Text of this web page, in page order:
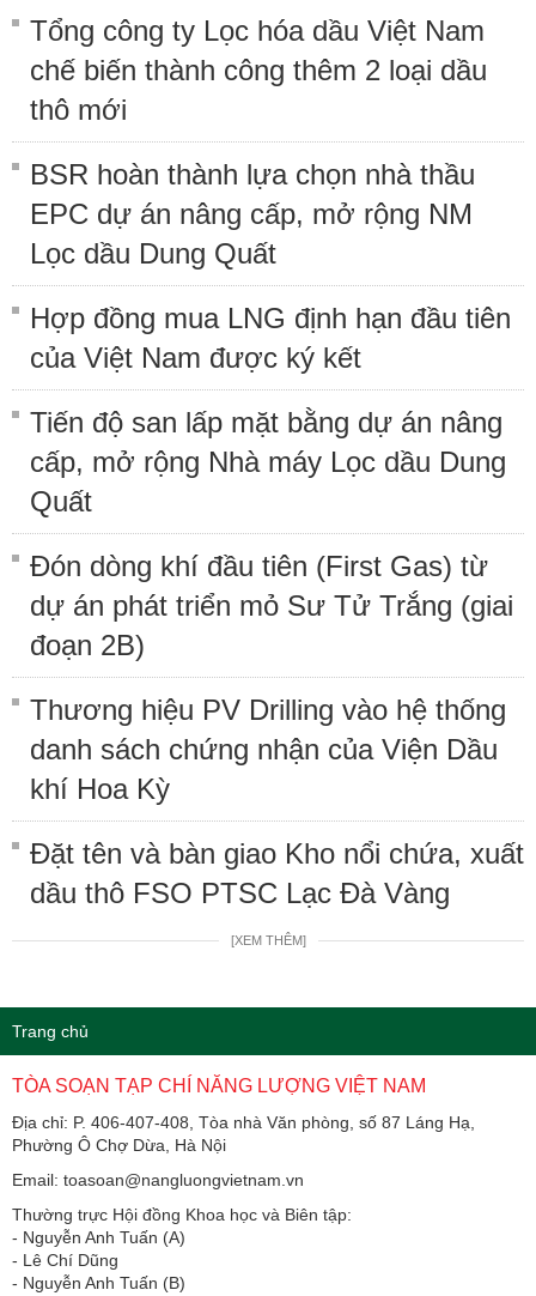
Tổng công ty Lọc hóa dầu Việt Nam
chế biến thành công thêm 2 loại dầu
thô mới
BSR hoàn thành lựa chọn nhà thầu
EPC dự án nâng cấp, mở rộng NM
Lọc dầu Dung Quất
Hợp đồng mua LNG định hạn đầu tiên
của Việt Nam được ký kết
Tiến độ san lấp mặt bằng dự án nâng
cấp, mở rộng Nhà máy Lọc dầu Dung
Quất
Đón dòng khí đầu tiên (First Gas) từ
dự án phát triển mỏ Sư Tử Trắng (giai
đoạn 2B)
Thương hiệu PV Drilling vào hệ thống
danh sách chứng nhận của Viện Dầu
khí Hoa Kỳ
Đặt tên và bàn giao Kho nổi chứa, xuất
dầu thô FSO PTSC Lạc Đà Vàng
[XEM THÊM]
Trang chủ
TÒA SOẠN TẠP CHÍ NĂNG LƯỢNG VIỆT NAM
Địa chỉ: P. 406-407-408, Tòa nhà Văn phòng, số 87 Láng Hạ,
Phường Ô Chợ Dừa, Hà Nội
Email: toasoan@nangluongvietnam.vn
Thường trực Hội đồng Khoa học và Biên tập:
​​​​​​- Nguyễn Anh Tuấn (A)
- Lê Chí Dũng
- Nguyễn Anh Tuấn (B)